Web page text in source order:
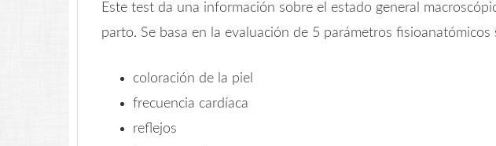
Este test da una información sobre el estado general
parto. Se basa en la evaluación de 5 parámetros fisioanatómicos
coloración de la piel
frecuencia cardíaca
reflejos